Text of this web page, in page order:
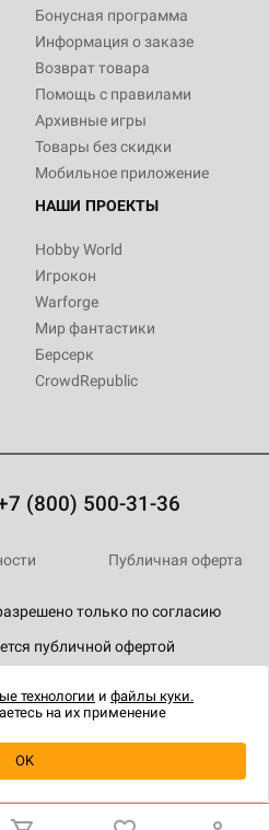
о наличии
Бонусная программа
Информация о заказе
Возврат товара
Помощь с правилами
Архивные игры
Товары без скидки
Мобильное приложение
НАШИ ПРОЕКТЫ
Hobby World
Игрокон
Warforge
Мир фантастики
Берсерк
CrowdRepublic
(800) 500-31-36
только по согласию
публичной офертой
Публичная оферта
технологии и файлы куки.
на их применение
OK